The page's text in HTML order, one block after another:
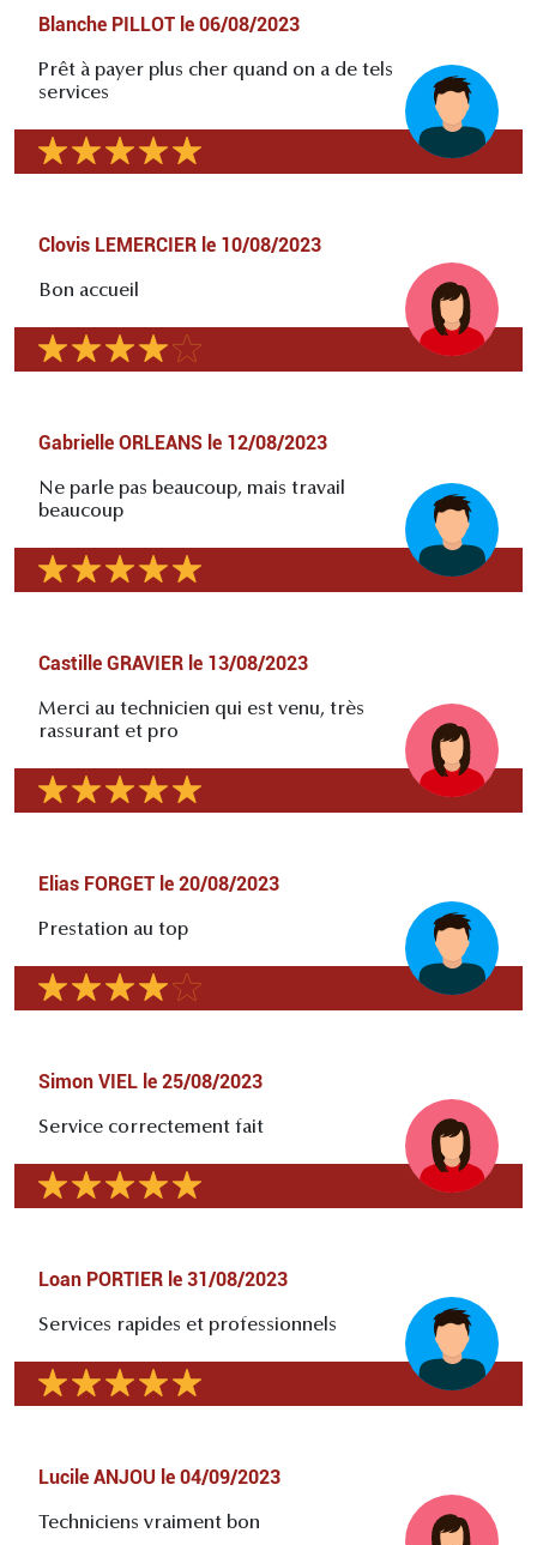
Blanche PILLOT le 06/08/2023
Prêt à payer plus cher quand on a de tels
services
Clovis LEMERCIER le 10/08/2023
Bon accueil
Gabrielle ORLEANS le 12/08/2023
Ne parle pas beaucoup, mais travail
beaucoup
Castille GRAVIER le 13/08/2023
Merci au technicien qui est venu, très
rassurant et pro
Elias FORGET le 20/08/2023
Prestation au top
Simon VIEL le 25/08/2023
Service correctement fait
Loan PORTIER le 31/08/2023
Services rapides et professionnels
Lucile ANJOU le 04/09/2023
Techniciens vraiment bon